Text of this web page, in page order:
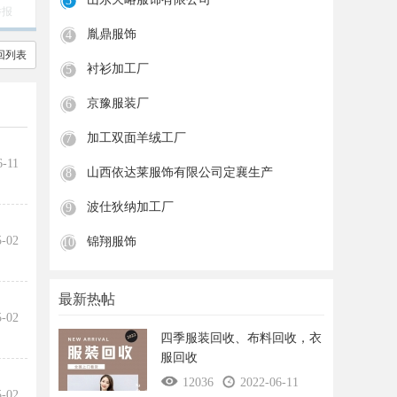
报
列表
11
02
02
4 胤鼎服饰
5 衬衫加工厂
6 京豫服装厂
7 加工双面羊绒工厂
8 山西依达莱服饰有限公司定襄生产
9 波仕狄纳加工厂
10 锦翔服饰
最新热帖
四季服装回收、布料回收，衣
服回收
12036
2022-06-11